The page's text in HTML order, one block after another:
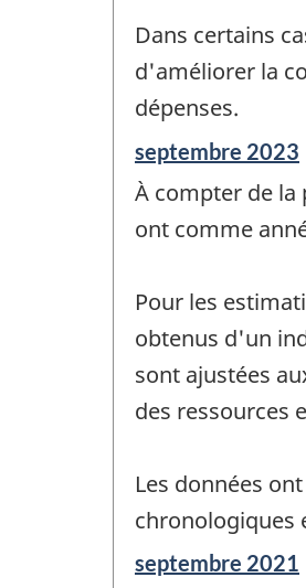
Dans certains
d'améliorer la
dépenses.
Période
de
référence
de
septembre 2023
À compter de
ont comme
Pour les
obtenus d'un
sont ajustées
des ressources
Les données
chronologiques
Période
septembre 2021